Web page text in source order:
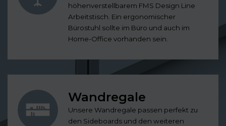
höhenverstellbarem FMS Design Line
Arbeitstisch. Ein ergonomischer
Bürostuhl sollte im Büro und auch im
Home-Office vorhanden sein.
Wandregale
Unsere Wandregale passen perfekt zu
den Sideboards und den weiteren